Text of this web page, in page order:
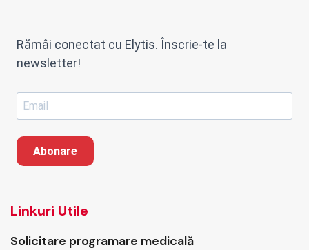
Rămâi conectat cu Elytis. Înscrie-te la
newsletter!
Abonare
Linkuri Utile
Solicitare programare medicală